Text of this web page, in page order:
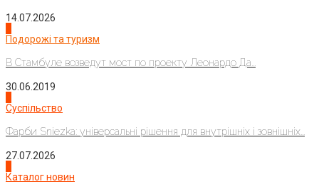
14.07.2026
Подорожі та туризм
В Стамбуле возведут мост по проекту Леонардо Да...
30.06.2019
Суспільство
Фарби Sniezka: універсальні рішення для внутрішніх і зовнішніх...
27.07.2026
Каталог новин